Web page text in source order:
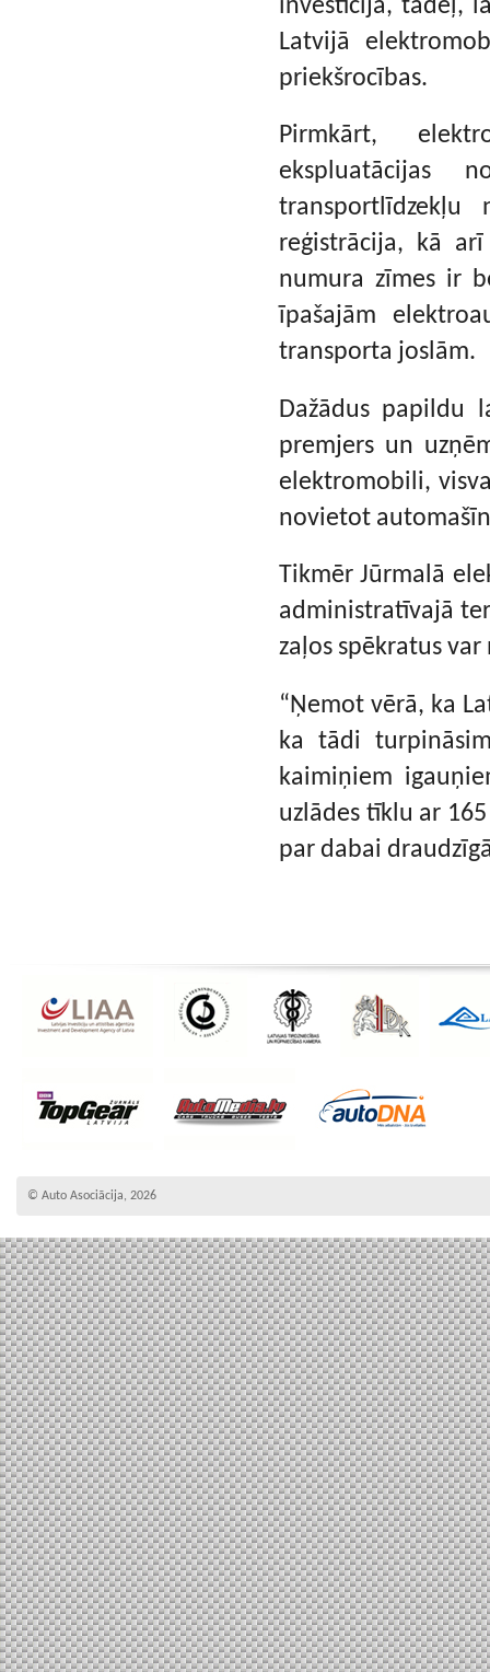
investīcija, tādēļ,
Latvijā
priekšrocības.
Pirmkārt,
ekspluatācijas
transportlīdzekļu
reģistrācija, kā
numura zīmes ir
īpašajām
transporta joslām.
Dažādus papildu
premjers un
elektromobili,
novietot
Tikmēr Jūrmalā
administratīvajā
zaļos spēkratus
“Ņemot vērā, ka
ka tādi
kaimiņiem
uzlādes tīklu ar
par dabai
© Auto Asociācija, 2026